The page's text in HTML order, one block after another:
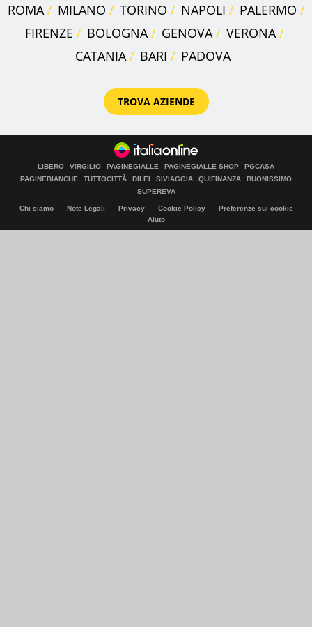
ROMA MILANO TORINO NAPOLI
PALERMO
FIRENZE
BOLOGNA GENOVA
VERONA
CATANIA
BARI PADOVA
TROVA AZIENDE
LIBERO VIRGILIO PAGINEGIALLE PAGINEGIALLE SHOP
PGCASA
PAGINEBIANCHE
TUTTOCITTÀ DILEI SIVIAGGIA QUIFINANZA
BUONISSIMO
SUPEREVA
Chi siamo Note Legali Privacy Cookie Policy
Preferenze sui cookie
Aiuto